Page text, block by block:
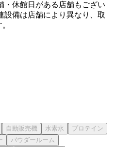
・休館日がある店舗もござい
備は店舗により異なり、取